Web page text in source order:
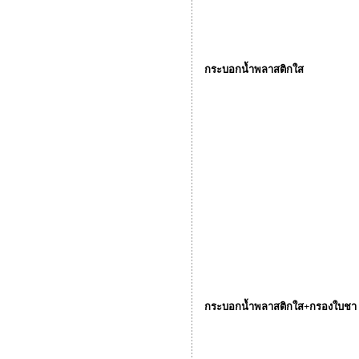
กระบอกน้ำพลาสติกใส
กระบอกน้ำพลาสติกใส+กรองใบชา